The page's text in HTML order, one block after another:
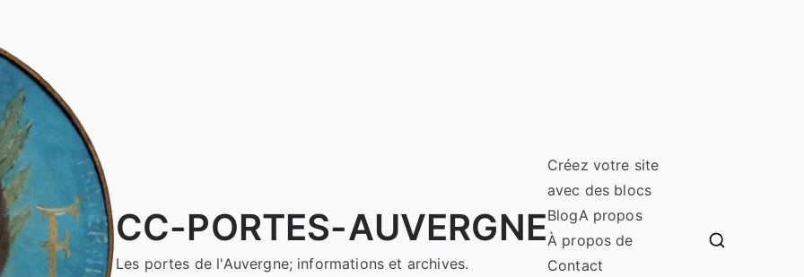
CC-PORTES-AUVERGNE
Les portes de l'Auvergne; informations et archives.
Créez votre site
avec des blocs
BlogA propos
À propos de
Contact